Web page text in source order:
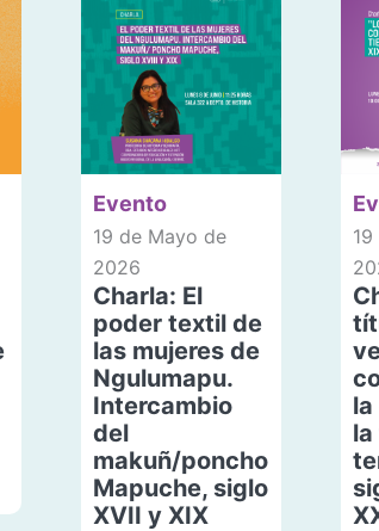
Evento
19 de Mayo de
2026
Charla: El
poder textil de
las mujeres de
Ngulumapu.
Intercambio
del
makuñ/poncho
Mapuche, siglo
XVII y XIX